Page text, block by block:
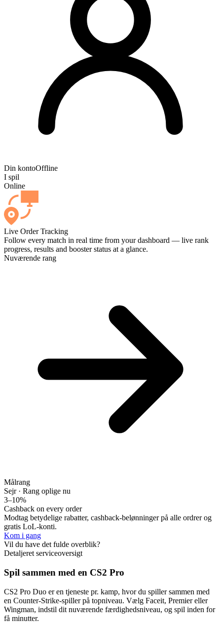
Din kontoOffline
I spil
Online
Live Order Tracking
Follow every match in real time from your dashboard — live rank
progress, results and booster status at a glance.
Nuværende rang
Målrang
Sejr · Rang oplige nu
3–10%
Cashback on every order
Modtag betydelige rabatter, cashback-belønninger på alle ordrer og
gratis LoL-konti.
Kom i gang
Vil du have det fulde overblik?
Detaljeret serviceoversigt
Spil sammen med en CS2 Pro
CS2 Pro Duo er en tjeneste pr. kamp, hvor du spiller sammen med
en Counter-Strike-spiller på topniveau. Vælg Faceit, Premier eller
Wingman, indstil dit nuværende færdighedsniveau, og spil inden for
få minutter.